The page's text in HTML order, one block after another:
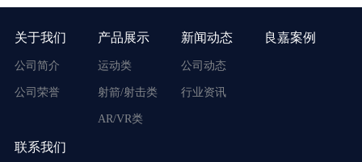
关于我们
公司简介
公司荣誉
产品展示
运动类
射箭/射击类
AR/VR类
新闻动态
公司动态
行业资讯
良嘉案例
联系我们